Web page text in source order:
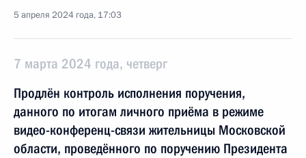
5 апреля 2024 года, 17:03
7 марта 2024 года, четверг
Продлён контроль исполнения поручения,
данного по итогам личного приёма в режиме
видео-конференц-связи жительницы Московской
области, проведённого по поручению Президента